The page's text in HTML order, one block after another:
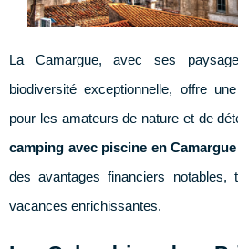
La Camargue, avec ses
biodiversité exceptionnelle, offre
pour les amateurs de nature et de
camping avec piscine en Camargue
des avantages financiers notables,
vacances enrichissantes.